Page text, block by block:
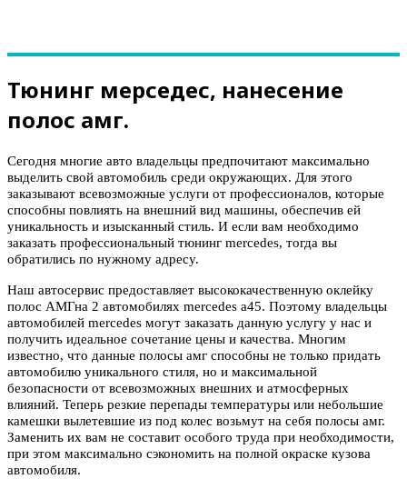
Тюнинг мерседес, нанесение
полос амг.
Сегодня многие авто владельцы предпочитают максимально
выделить свой автомобиль среди окружающих. Для этого
заказывают всевозможные услуги от профессионалов, которые
способны повлиять на внешний вид машины, обеспечив ей
уникальность и изысканный стиль. И если вам необходимо
заказать профессиональный тюнинг mercedes, тогда вы
обратились по нужному адресу.
Наш автосервис предоставляет высококачественную оклейку
полос АМГна 2 автомобилях mercedes a45. Поэтому владельцы
автомобилей mercedes могут заказать данную услугу у нас и
получить идеальное сочетание цены и качества. Многим
известно, что данные полосы амг способны не только придать
автомобилю уникального стиля, но и максимальной
безопасности от всевозможных внешних и атмосферных
влияний. Теперь резкие перепады температуры или небольшие
камешки вылетевшие из под колес возьмут на себя полосы амг.
Заменить их вам не составит особого труда при необходимости,
при этом максимально сэкономить на полной окраске кузова
автомобиля.